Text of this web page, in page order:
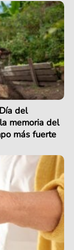
del
memoria del
más fuerte